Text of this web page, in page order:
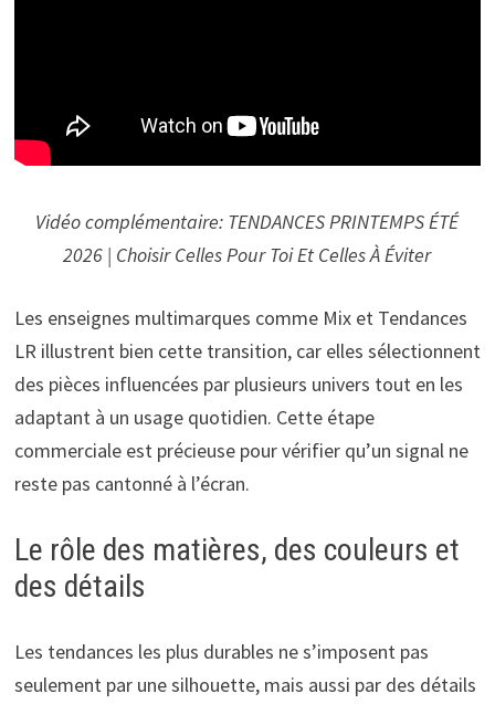
Vidéo complémentaire: TENDANCES PRINTEMPS ÉTÉ
2026 | Choisir Celles Pour Toi Et Celles À Éviter
Les enseignes multimarques comme Mix et Tendances
LR illustrent bien cette transition, car elles sélectionnent
des pièces influencées par plusieurs univers tout en les
adaptant à un usage quotidien. Cette étape
commerciale est précieuse pour vérifier qu’un signal ne
reste pas cantonné à l’écran.
Le rôle des matières, des couleurs et
des détails
Les tendances les plus durables ne s’imposent pas
seulement par une silhouette, mais aussi par des détails